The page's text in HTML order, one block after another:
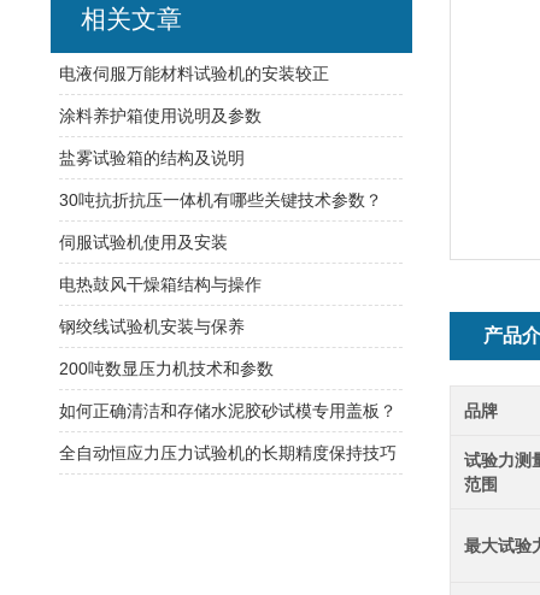
产品
品牌
试验力测
范围
最大试验
相关文章
电液伺服万能材料试验机的安装较正
涂料养护箱使用说明及参数
盐雾试验箱的结构及说明
30吨抗折抗压一体机有哪些关键技术参数？
伺服试验机使用及安装
电热鼓风干燥箱结构与操作
钢绞线试验机安装与保养
200吨数显压力机技术和参数
如何正确清洁和存储水泥胶砂试模专用盖板？
全自动恒应力压力试验机的长期精度保持技巧